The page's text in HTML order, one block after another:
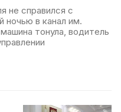
не справился с
ночью в канал им.
тонула, водитель